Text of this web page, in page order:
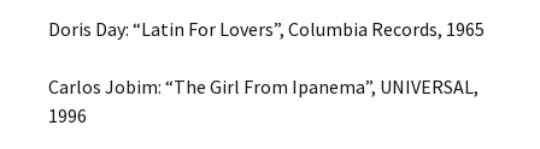
Doris Day: “Latin For Lovers”, Columbia Records, 1965
Carlos Jobim: “The Girl From Ipanema”, UNIVERSAL,
1996